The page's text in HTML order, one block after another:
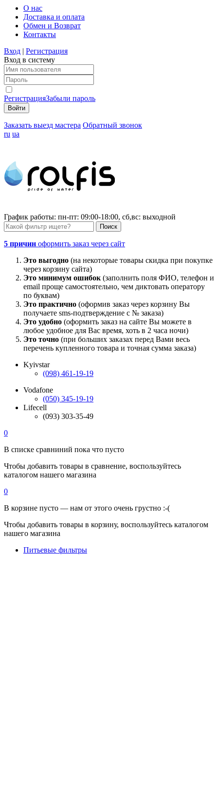
О нас
Доставка и оплата
Обмен и Возврат
Контакты
Вход | Регистрация
Вход в систему
РегистрацияЗабыли пароль
Заказать выезд мастера Обратный звонок
ru ua
График работы: пн-пт: 09:00-18:00, сб,вс: выходной
5 причин оформить заказ через сайт
Это выгодно (на некоторые товары скидка при покупке
через корзину сайта)
Это минимум ошибок (заполнить поля ФИО, телефон и
email проще самостоятельно, чем диктовать оператору
по буквам)
Это практично (оформив заказ через корзину Вы
получаете sms-подтверждение с № заказа)
Это удобно (оформить заказ на сайте Вы можете в
любое удобное для Вас время, хоть в 2 часа ночи)
Это точно (при больших заказах перед Вами весь
перечень купленного товара и точная сумма заказа)
Kyivstar
(098) 461-19-19
Vodafone
(050) 345-19-19
Lifecell
(093) 303-35-49
0
В списке сравниний пока что пусто
Чтобы добавить товары в сравнение, воспользуйтесь
каталогом нашего магазина
0
В корзине пусто — нам от этого очень грустно :-(
Чтобы добавить товары в корзину, воспользуйтесь каталогом
нашего магазина
Питьевые фильтры